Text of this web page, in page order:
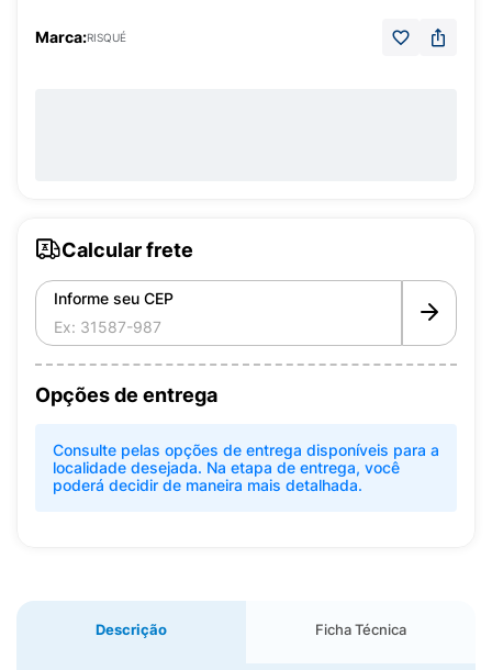
Marca:RISQUÉ
Calcular frete
Informe seu CEP
Opções de entrega
Consulte pelas opções de entrega disponíveis para a
localidade desejada. Na etapa de entrega, você
poderá decidir de maneira mais detalhada.
Descrição Ficha Técnica